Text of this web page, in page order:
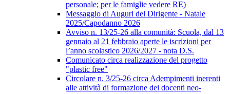
personale; per le famiglie vedere RE)
Messaggio di Auguri del Dirigente - Natale
2025/Capodanno 2026
Avviso n. 13/25-26 alla comunità: Scuola, dal 13
gennaio al 21 febbraio aperte le iscrizioni per
l’anno scolastico 2026/2027 - nota D.S.
Comunicato circa realizzazione del progetto
"plastic free"
Circolare n. 3/25-26 circa Adempimenti inerenti
alle attività di formazione dei docenti neo-